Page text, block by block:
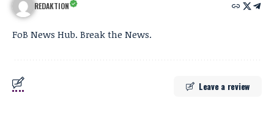
REDAKTION
FoB News Hub. Break the News.
Leave a review